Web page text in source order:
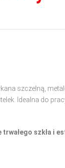
szczelną,
Idealna do
trwałego szkła i